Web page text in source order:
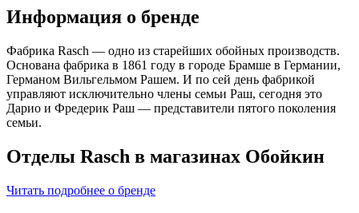
Информация о бренде
Фабрика Rasch — одно из старейших обойных производств.
Основана фабрика в 1861 году в городе Брамше в Германии,
Германом Вильгельмом Рашем. И по сей день фабрикой
управляют исключительно члены семьи Раш, сегодня это
Дарио и Фредерик Раш — представители пятого поколения
семьи.
Отделы Rasch в магазинах Обойкин
Читать подробнее о бренде